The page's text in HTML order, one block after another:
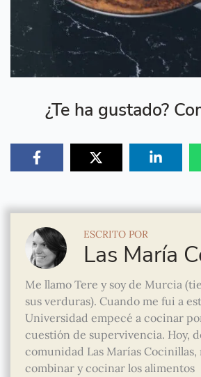
¿Te ha gustado?
ESCRITO POR
Las María
Me llamo Tere y soy de Murcia
sus verduras). Cuando me fui a
Universidad empecé a cocinar
cuestión de supervivencia. Hoy,
comunidad Las Marías Cocinillas,
combinar y cocinar los alimentos